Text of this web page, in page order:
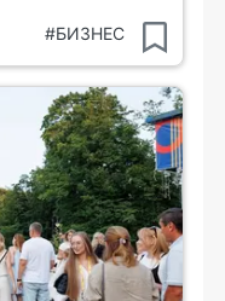
#БИЗНЕС